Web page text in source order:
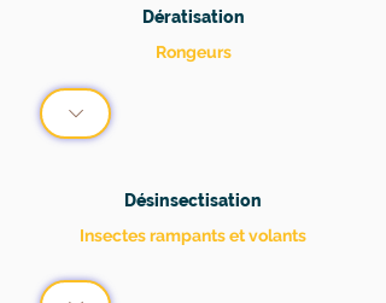
Dératisation
Rongeurs
Désinsectisation
Insectes rampants et volants